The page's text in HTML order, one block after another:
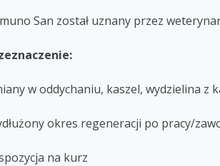
San został uznany przez
w oddychaniu, kaszel, wydzielina z
okres regeneracji po pracy/
na kurz